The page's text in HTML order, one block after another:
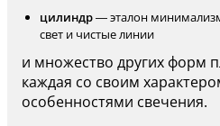
цилиндр— эталон
свет и чистые линии
и множество других форм
каждая со своим
особенностями свечения.